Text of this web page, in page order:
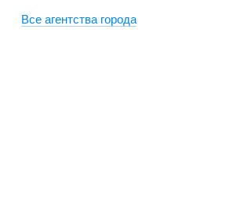
Все агентства города